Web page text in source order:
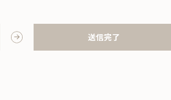
送信完了